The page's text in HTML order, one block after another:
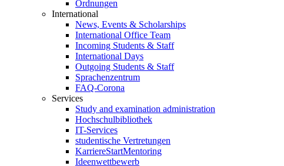
Ordnungen
International
News, Events & Scholarships
International Office Team
Incoming Students & Staff
International Days
Outgoing Students & Staff
Sprachenzentrum
FAQ-Corona
Services
Study and examination administration
Hochschulbibliothek
IT-Services
studentische Vertretungen
KarriereStartMentoring
Ideenwettbewerb